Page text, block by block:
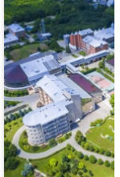
Аква-
Терм